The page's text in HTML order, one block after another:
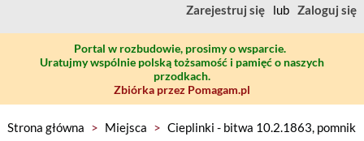
Zarejestruj się lub Zaloguj się
Portal w rozbudowie, prosimy o wsparcie.
Uratujmy wspólnie polską tożsamość i pamięć o naszych
przodkach.
Zbiórka przez Pomagam.pl
Strona główna > Miejsca > Cieplinki - bitwa 10.2.1863, pomnik